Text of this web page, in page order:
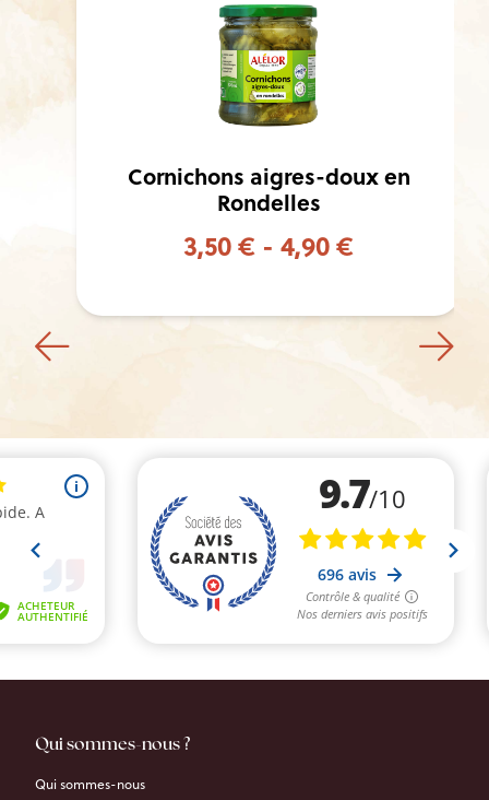
Cornichons aigres-doux en
Rondelles
3,50 € - 4,90 €
Qui sommes-nous ?
Qui sommes-nous